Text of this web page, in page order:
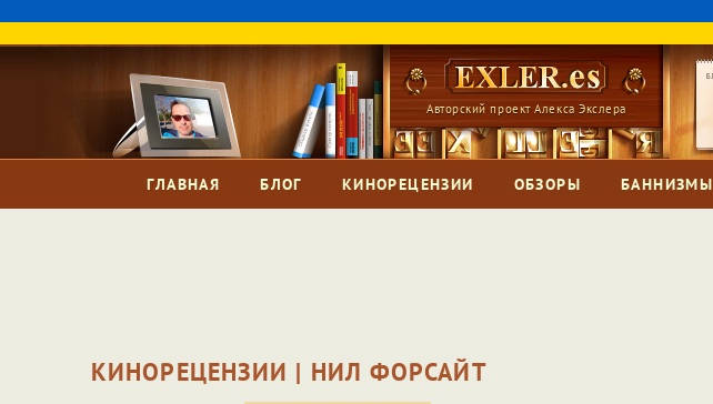
Авторский проект Алекса Экслера
ГЛАВНАЯ БЛОГ КИНОРЕЦЕНЗИИ ОБЗОРЫ БАННИЗМЫ
КИНОРЕЦЕНЗИИ | НИЛ ФОРСАЙТ